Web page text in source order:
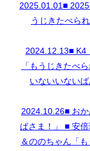
2025.01.01■
うじきたべら
2024.12.13■ K4
「もうじきたべ
いないいない
2024.10.26■ お
ぱさま！」 ■ 安
＆ののちゃん「